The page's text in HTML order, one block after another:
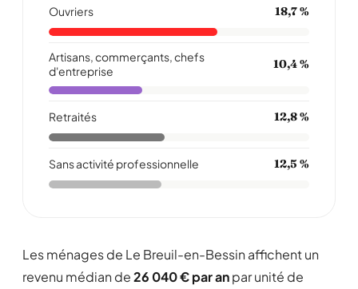
Ouvriers 18,7 %
Artisans, commerçants, chefs
d'entreprise
10,4 %
Retraités 12,8 %
Sans activité professionnelle 12,5 %
Les ménages de Le Breuil-en-Bessin affichent un
revenu médian de26 040 € par anpar unité de